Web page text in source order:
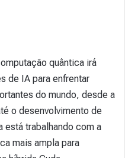
quântica irá
de IA para enfrentar
do mundo, desde a
o desenvolvimento de
está trabalhando com a
mais ampla para